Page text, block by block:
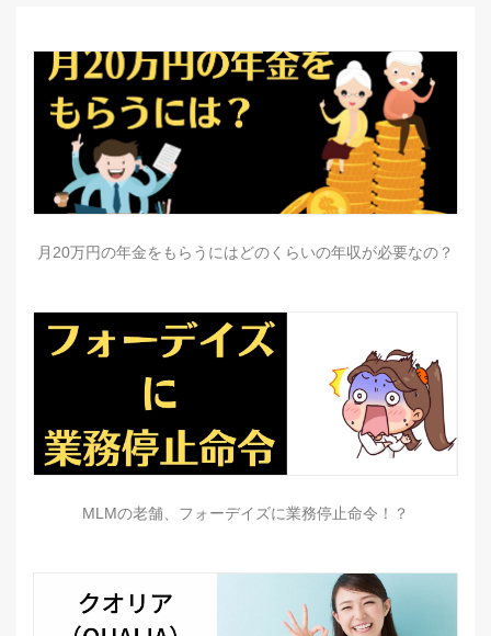
月20万円の年金をもらうにはどのくらいの年収が必要なの？
MLMの老舗、フォーデイズに業務停止命令！？